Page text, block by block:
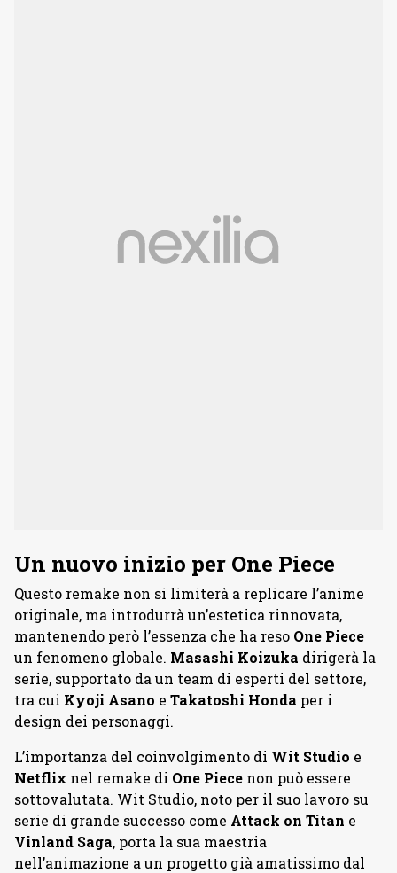
Un nuovo inizio per One Piece
Questo remake non si limiterà a replicare l’anime
originale, ma introdurrà un’estetica rinnovata,
mantenendo però l’essenza che ha reso One Piece
un fenomeno globale. Masashi Koizuka dirigerà la
serie, supportato da un team di esperti del settore,
tra cui Kyoji Asano e Takatoshi Honda per i
design dei personaggi.
L’importanza del coinvolgimento di Wit Studio e
Netflix nel remake di One Piece non può essere
sottovalutata. Wit Studio, noto per il suo lavoro su
serie di grande successo come Attack on Titan e
Vinland Saga, porta la sua maestria
nell’animazione a un progetto già amatissimo dal